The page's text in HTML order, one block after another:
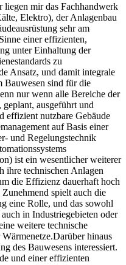
liegen mir das Fachhandwerk
Elektro), der Anlagenbau
sehr am
einer effizienten,
unter Einhaltung der
zu
Ansatz, und damit integrale
Bauwesen sind für die
nur wenn alle Bereiche der
geplant, ausgeführt und
effizient nutzbare Gebäude
auf Basis einer
und Regelungstechnik
ist ein wesentlicher weiterer
ihre technischen Anlagen
die Effizienz dauerhaft hoch
spielt auch die
eine Rolle, und das sowohl
in Industriegebieten oder
weitere technische
hinaus
des Bauwesens interessiert.
und einer effizienten